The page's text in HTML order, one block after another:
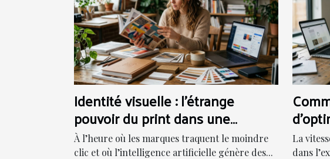
Identité visuelle : l’étrange
pouvoir du print dans une
stratégie digitale
À l’heure où les marques traquent le moindre
clic et où l’intelligence artificielle génère des...
la
La
dans